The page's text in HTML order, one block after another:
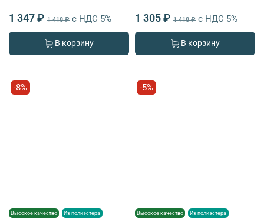
1 347 ₽ 1 418 ₽ с НДС 5%
В корзину
1 305 ₽ 1 418 ₽ с НДС 5%
В корзину
-8%
Высокое качество Из полиэстера
-5%
Высокое качество Из полиэстера